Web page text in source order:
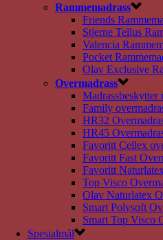
Rammemadrass
Friends
Stjerne Tellus
Valencia
Pocket
Olav Exclusive
Overmadrass
Madrassbeskytter
Family
HR32
HR45
Favoritt Cellex
Favoritt Fast
Favoritt
Top Visco
Olav Naturlatex
Smart Polysoft
Smart Top Visco
Spesialmål